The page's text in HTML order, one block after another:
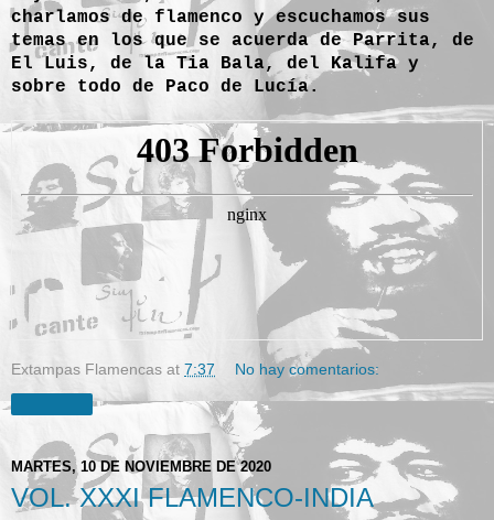
charlamos de flamenco y escuchamos sus
temas en los que se acuerda de Parrita, de
El Luis, de la Tia Bala, del Kalifa y
sobre todo de Paco de Lucía.
Extampas Flamencas at 7:37 No hay comentarios:
MARTES, 10 DE NOVIEMBRE DE 2020
VOL. XXXI FLAMENCO-INDIA